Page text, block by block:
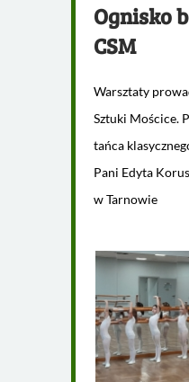
Ognisko
CSM
Warsztaty
Sztuki Mościce.
tańca
Pani Edyta
w Tarnowie